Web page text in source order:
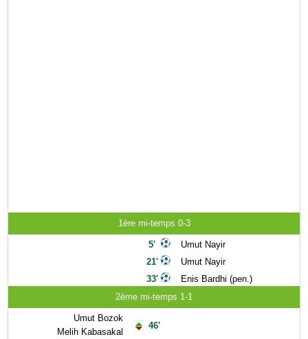
1ère mi-temps 0-3
5'
21'
33'
Umut Nayir
Umut Nayir
Enis Bardhi (pen.)
2ème mi-temps 1-1
Umut Bozok
Melih Kabasakal
46'